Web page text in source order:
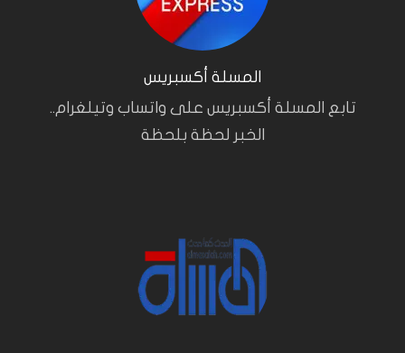
المسلة أكسبريس
تابع المسلة أكسبريس على واتساب وتيلغرام..
الخبر لحظة بلحظة